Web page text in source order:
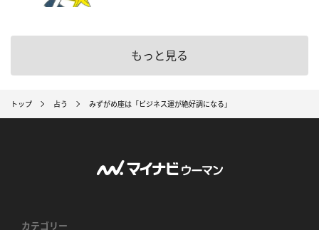
もっと見る
トップ 占う みずがめ座は「ビジネス運が絶好調になる」
カテゴリー